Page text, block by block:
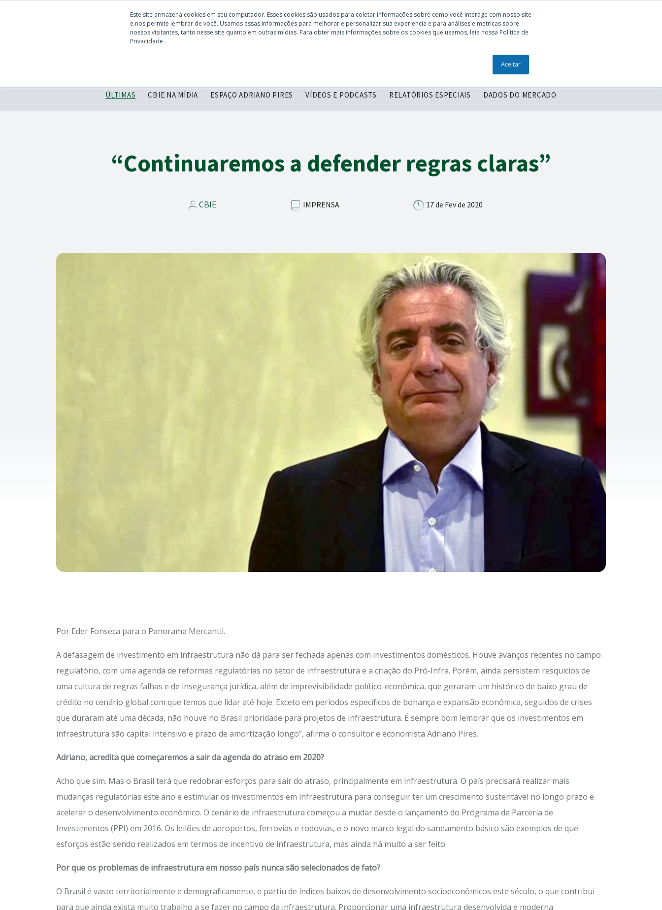
Este site armazena cookies em seu computador. Esses cookies são usados para coletar informações sobre como você interage com nosso site
e nos permite lembrar de você. Usamos essas informações para melhorar e personalizar sua experiência e para análises e métricas sobre
nossos visitantes, tanto nesse site quanto em outras mídias. Para obter mais informações sobre os cookies que usamos, leia nossa Política de
Privacidade.
Aceitar
ÚLTIMAS CBIE NA MÍDIA ESPAÇO ADRIANO PIRES VÍDEOS E PODCASTS RELATÓRIOS ESPECIAIS DADOS DO MERCADO
“Continuaremos a defender regras claras”
CBIE IMPRENSA 17 de Fev de 2020
Por Eder Fonseca para o Panorama Mercantil.
A defasagem de investimento em infraestrutura não dá para ser fechada apenas com investimentos domésticos. Houve avanços recentes no campo
regulatório, com uma agenda de reformas regulatórias no setor de infraestrutura e a criação do Pró-Infra. Porém, ainda persistem resquícios de
uma cultura de regras falhas e de insegurança jurídica, além de imprevisibilidade político-econômica, que geraram um histórico de baixo grau de
crédito no cenário global com que temos que lidar até hoje. Exceto em períodos específicos de bonança e expansão econômica, seguidos de crises
que duraram até uma década, não houve no Brasil prioridade para projetos de infraestrutura. É sempre bom lembrar que os investimentos em
infraestrutura são capital intensivo e prazo de amortização longo”, afirma o consultor e economista Adriano Pires.
Adriano, acredita que começaremos a sair da agenda do atraso em 2020?
Acho que sim. Mas o Brasil terá que redobrar esforços para sair do atraso, principalmente em infraestrutura. O país precisará realizar mais
mudanças regulatórias este ano e estimular os investimentos em infraestrutura para conseguir ter um crescimento sustentável no longo prazo e
acelerar o desenvolvimento econômico. O cenário de infraestrutura começou a mudar desde o lançamento do Programa de Parceria de
Investimentos (PPI) em 2016. Os leilões de aeroportos, ferrovias e rodovias, e o novo marco legal do saneamento básico são exemplos de que
esforços estão sendo realizados em termos de incentivo de infraestrutura, mas ainda há muito a ser feito.
Por que os problemas de infraestrutura em nosso país nunca são selecionados de fato?
O Brasil é vasto territorialmente e demograficamente, e partiu de índices baixos de desenvolvimento socioeconômicos este século, o que contribui
para que ainda exista muito trabalho a se fazer no campo da infraestrutura. Proporcionar uma infraestrutura desenvolvida e moderna